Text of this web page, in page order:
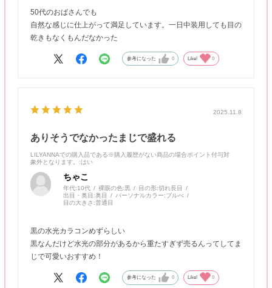
50代のおばさんでも
自然な感じに仕上がって満足しています。一日中装用しても目の
乾きもなくもんだなかった
参考になった 0 Like! 0
2025.11.8
ありそうでなかったまじで盛れる
LILYANNAでの購入品である※購入履歴がない商品の場合ポイント付与対
象外となります。
:はい
ちゃこ
年代:10代 裸眼の色:黒 目の形:切れ長目
出目・奥目:奥目 パーソナルカラー:ブルべ
目の大きさ:普通目
黒の水光カラコンめずらしい
黒なんだけど水光の部分があるから重たすぎず売るんってしてま
じで可愛いおすすめ！
参考になった 0 Like! 0